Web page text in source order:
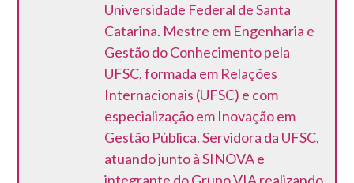
Universidade Federal de Santa
Catarina. Mestre em Engenharia e
Gestão do Conhecimento pela
UFSC, formada em Relações
Internacionais (UFSC) e com
especialização em Inovação em
Gestão Pública. Servidora da UFSC,
atuando junto à SINOVA e